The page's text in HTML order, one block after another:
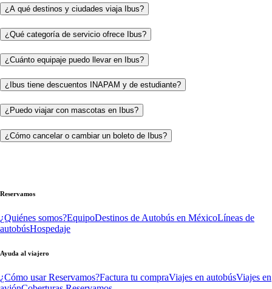
¿A qué destinos y ciudades viaja Ibus?
¿Qué categoría de servicio ofrece Ibus?
¿Cuánto equipaje puedo llevar en Ibus?
¿Ibus tiene descuentos INAPAM y de estudiante?
¿Puedo viajar con mascotas en Ibus?
¿Cómo cancelar o cambiar un boleto de Ibus?
Reservamos
¿Quiénes somos?EquipoDestinos de Autobús en MéxicoLíneas de
autobúsHospedaje
Ayuda al viajero
¿Cómo usar Reservamos?Factura tu compraViajes en autobúsViajes en